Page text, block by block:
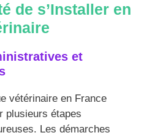
de s’Installer en
et
vétérinaire en France
plusieurs étapes
Les démarches